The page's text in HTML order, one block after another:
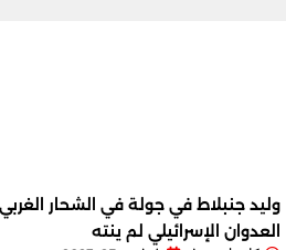
وليد جنبلاط في جولة في الشحار
العدوان الإسرائيلي لم ينته